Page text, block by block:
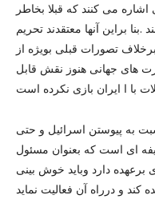
می کنند که قبلا بخاطر
براین آنها معتقدند تحریم
تصورات قبلی بویژه از
های جهانی هنوز نقش قابل
به پیوستن اسرائیل و حتی
ای است که بعنوان مسئول
دارد وباید خوش بینی